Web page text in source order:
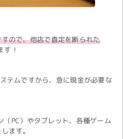
ので、他店で査定を断られた
す！
テムですから、急に現金が必要な
PC）やタブレット、各種ゲーム
ます。